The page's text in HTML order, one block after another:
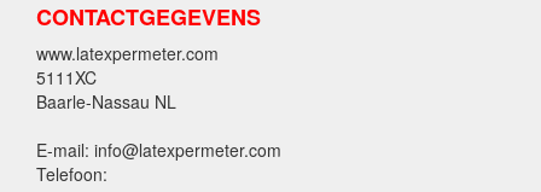
CONTACTGEGEVENS
www.latexpermeter.com
5111XC
Baarle-Nassau NL
E-mail: info@latexpermeter.com
Telefoon: